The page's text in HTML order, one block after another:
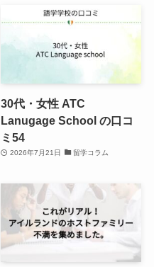
30代・女性 ATC
Lanugage School の口コ
ミ54
2026年7月21日 留学コラム